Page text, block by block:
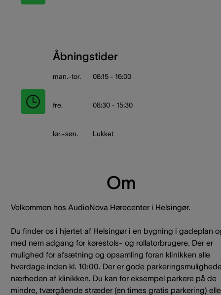
Åbningstider
man.-tor. 08:15 - 16:00
fre. 08:30 - 15:30
lør.-søn. Lukket
Om
Velkommen hos AudioNova Hørecenter i Helsingør.
Du finder os i hjertet af Helsingør i en bygning i gadeplan
med nem adgang for kørestols- og rollatorbrugere. Der er
mulighed for afsætning og opsamling foran klinikken alle
hverdage inden kl. 10:00. Der er gode
nærheden af klinikken. Du kan for eksempel parkere på de
mindre, tværgående stræder (en times gratis parkering)